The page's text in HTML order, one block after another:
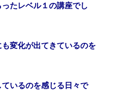
たレベル１の講座でし
変化が出てきているのを
いるのを感じる日々で